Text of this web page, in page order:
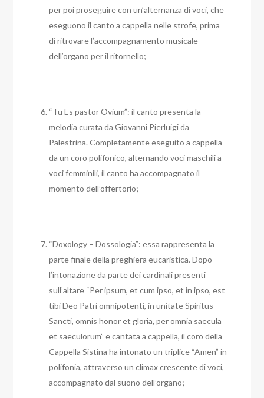
per poi proseguire con un’alternanza di voci, che
eseguono il canto a cappella nelle strofe, prima
di ritrovare l’accompagnamento musicale
dell’organo per il ritornello;
“Tu Es pastor Ovium”: il canto presenta la
melodia curata da Giovanni Pierluigi da
Palestrina. Completamente eseguito a cappella
da un coro polifonico, alternando voci maschili a
voci femminili, il canto ha accompagnato il
momento dell’offertorio;
“Doxology – Dossologia”: essa rappresenta la
parte finale della preghiera eucaristica. Dopo
l’intonazione da parte dei cardinali presenti
sull’altare “Per ipsum, et cum ipso, et in ipso, est
tibi Deo Patri omnipotenti, in unitate Spiritus
Sancti, omnis honor et gloria, per omnia saecula
et saeculorum” e cantata a cappella, il coro della
Cappella Sistina ha intonato un triplice “Amen” in
polifonia, attraverso un climax crescente di voci,
accompagnato dal suono dell’organo;